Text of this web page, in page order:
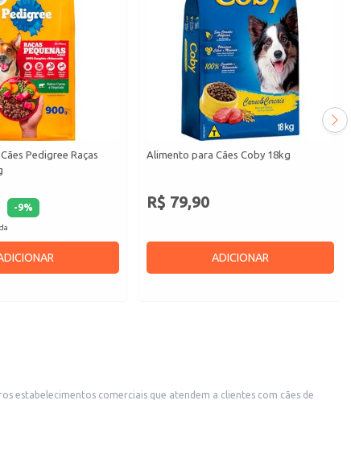
Pedigree Raças
-9%
Alimento para Cães Coby 18kg
R$ 79,90
ADICIONAR
estabelecimentos comerciais que atendem a clientes com cães de